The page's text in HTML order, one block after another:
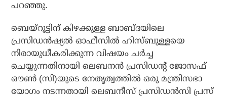
പറഞ്ഞു.
ബെയ്‌റൂട്ടിന് കിഴക്കുള്ള ബാബ്ദയിലെ
പ്രസിഡന്‍ഷ്യല്‍ ഓഫീസില്‍ ഹിസ്ബുള്ളയെ
നിരായുധീകരിക്കുന്ന വിഷയം ചര്‍ച്ച
ചെയ്യുന്നതിനായി ലെബനന്‍ പ്രസിഡന്റ് ജോസഫ്
ഔണ്‍ (സി)യുടെ നേതൃത്വത്തില്‍ ഒരു മന്ത്രിസഭാ
യോഗം നടന്നതായി ലെബനീസ് പ്രസിഡന്‍സി പ്രസ്